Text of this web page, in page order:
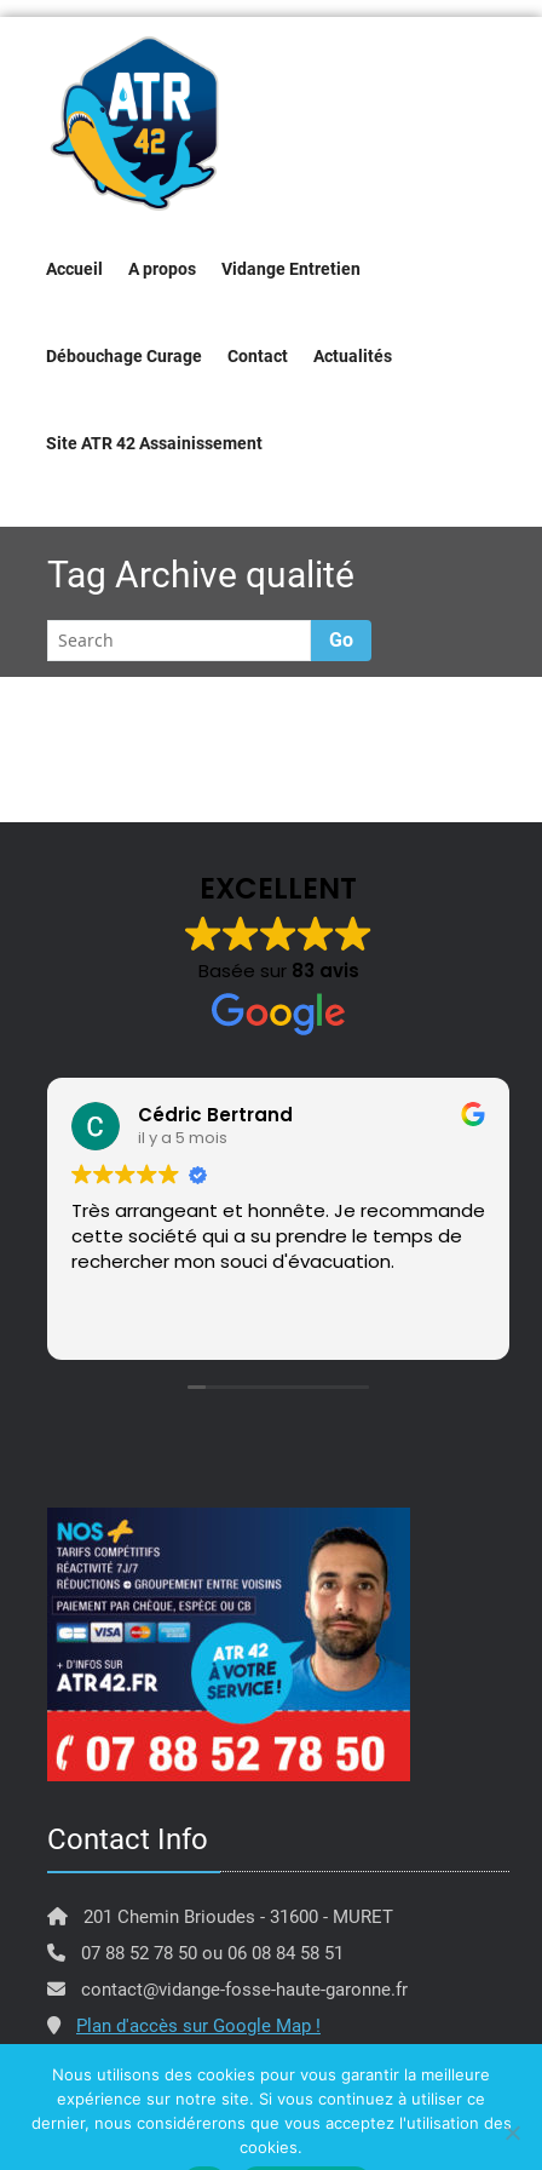
Accueil A propos Vidange Entretien
Débouchage Curage Contact Actualités
Site ATR 42 Assainissement
Tag Archive qualité
Go
EXCELLENT
Basée sur 83 avis
Cédric Bertrand
il y a 5 mois
Très arrangeant et honnête. Je recommande
cette société qui a su prendre le temps de
rechercher mon souci d'évacuation.
Contact Info
201 Chemin Brioudes - 31600 - MURET
07 88 52 78 50 ou 06 08 84 58 51
contact@vidange-fosse-haute-garonne.fr
Plan d'accès sur Google Map !
Copyright @ ATR 42 Vidange Fosse Haute Garonne -
Nous utilisons des cookies pour vous garantir la meilleure
expérience sur notre site. Si vous continuez à utiliser ce
dernier, nous considérerons que vous acceptez l'utilisation des
cookies.